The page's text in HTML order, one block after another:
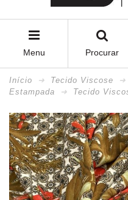
Menu Procurar
Início Tecido Viscose
Estampada
Tecido